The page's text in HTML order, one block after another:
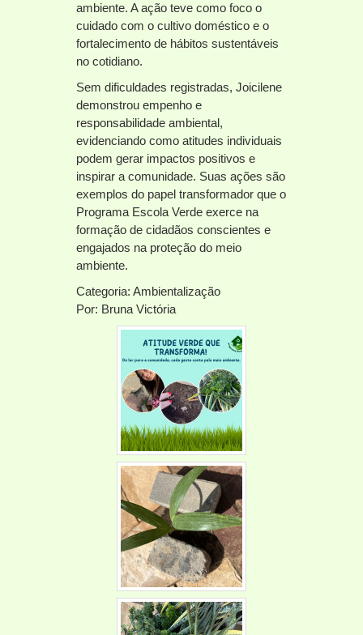
ambiente. A ação teve como foco o
cuidado com o cultivo doméstico e o
fortalecimento de hábitos sustentáveis
no cotidiano.
Sem dificuldades registradas, Joicilene
demonstrou empenho e
responsabilidade ambiental,
evidenciando como atitudes individuais
podem gerar impactos positivos e
inspirar a comunidade. Suas ações são
exemplos do papel transformador que o
Programa Escola Verde exerce na
formação de cidadãos conscientes e
engajados na proteção do meio
ambiente.
Categoria: Ambientalização
Por: Bruna Victória